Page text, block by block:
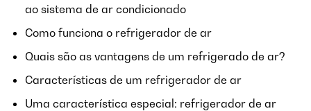
ao sistema de ar condicionado
Como funciona o refrigerador de ar
Quais são as vantagens de um refrigerado de ar?
Características de um refrigerador de ar
Uma característica especial: refrigerador de ar